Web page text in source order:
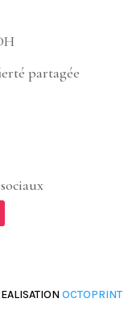
partagée
OCTOPRINT